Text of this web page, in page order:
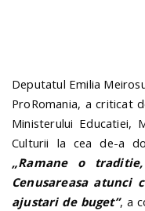
Deputatul Emilia
ProRomania, a criticat
Ministerului Educatiei,
Culturii la cea de-a
„Ramane o
Cenusareasa
ajustari de buget”, a